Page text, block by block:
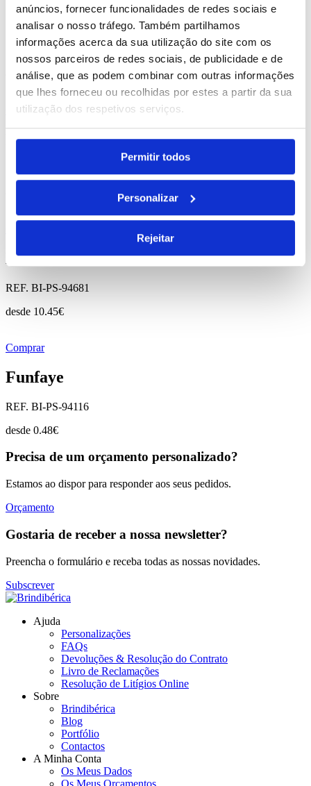
anúncios, fornecer funcionalidades de redes sociais e
analisar o nosso tráfego. Também partilhamos
informações acerca da sua utilização do site com os
nossos parceiros de redes sociais, de publicidade e de
análise, que as podem combinar com outras informações
que lhes forneceu ou recolhidas por estes a partir da sua
utilização dos respetivos serviços.
Permitir todos
Personalizar
Rejeitar
Safe
REF. BI-PS-94680
desde 7.58 €
Comprar
Raise
Monarda
REF. BI-PS-94681
desde 10.45€
Comprar
Funfaye
REF. BI-PS-94116
desde 0.48€
Precisa de um orçamento personalizado?
Estamos ao dispor para responder aos seus pedidos.
Orçamento
Gostaria de receber a nossa newsletter?
Preencha o formulário e receba todas as nossas novidades.
Subscrever
Ajuda
Personalizações
FAQs
Devoluções & Resolução do Contrato
Livro de Reclamações
Resolução de Litígios Online
Sobre
Brindibérica
Blog
Portfólio
Contactos
A Minha Conta
Os Meus Dados
Os Meus Orçamentos